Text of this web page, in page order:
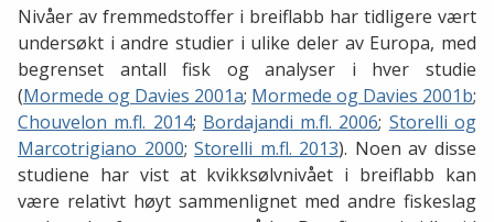
Nivåer av fremmedstoffer i breiflabb har tidligere vært
undersøkt i andre studier i ulike deler av Europa, med
begrenset antall fisk og analyser i hver studie
(Mormede og Davies 2001a; Mormede og Davies 2001b;
Chouvelon m.fl. 2014; Bordajandi m.fl. 2006; Storelli og
Marcotrigiano 2000;Storelli m.fl. 2013). Noen av disse
studiene har vist at kvikksølvnivået i breiflabb kan
være relativt høyt sammenlignet med andre fiskeslag